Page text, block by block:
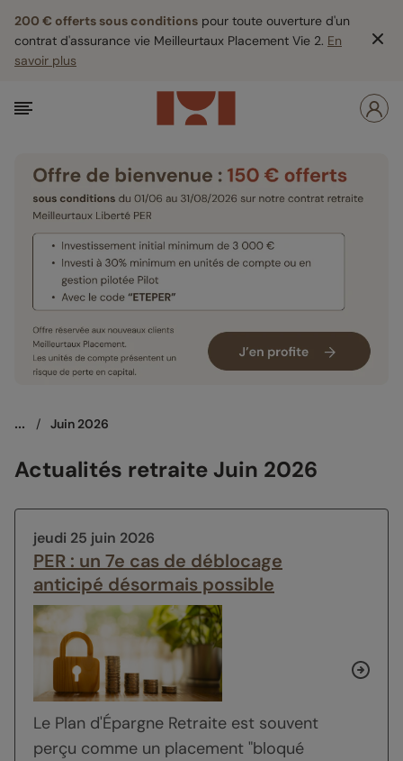
200 € offerts sous conditions pour toute ouverture d'un
contrat d'assurance vie Meilleurtaux Placement Vie 2. En
savoir plus
... / Juin 2026
Actualités retraite Juin 2026
jeudi 25 juin 2026
PER : un 7e cas de déblocage
anticipé désormais possible
Le Plan d'Épargne Retraite est souvent
perçu comme un placement "bloqué